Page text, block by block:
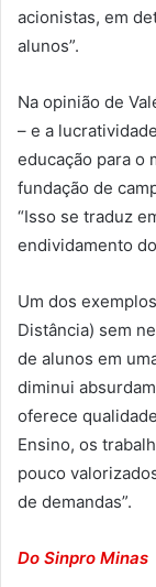
acionistas, em
alunos”.
Na opinião de
– e a
educação para o
fundação de
“Isso se traduz
endividamento
Um dos
Distância) sem
de alunos em
diminui
oferece
Ensino, os
pouco
de demandas”.
Do Sinpro Minas